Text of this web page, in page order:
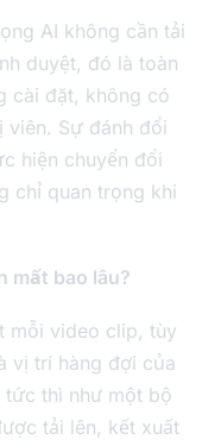
AI không cần tải
duyệt, đó là toàn
cài đặt, không có
viên. Sự đánh đổi
hiện chuyển đổi
chỉ quan trọng khi
mất bao lâu?
mỗi video clip, tùy
vị trí hàng đợi của
tức thì như một bộ
tải lên, kết xuất